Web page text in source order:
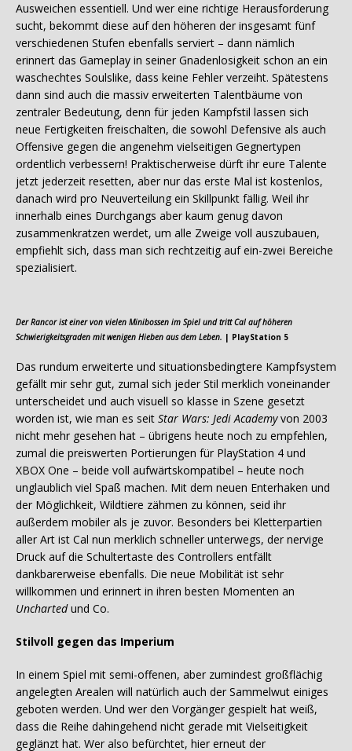
Ausweichen essentiell. Und wer eine richtige Herausforderung
sucht, bekommt diese auf den höheren der insgesamt fünf
verschiedenen Stufen ebenfalls serviert – dann nämlich
erinnert das Gameplay in seiner Gnadenlosigkeit schon an ein
waschechtes Soulslike, dass keine Fehler verzeiht. Spätestens
dann sind auch die massiv erweiterten Talentbäume von
zentraler Bedeutung, denn für jeden Kampfstil lassen sich
neue Fertigkeiten freischalten, die sowohl Defensive als auch
Offensive gegen die angenehm vielseitigen Gegnertypen
ordentlich verbessern! Praktischerweise dürft ihr eure Talente
jetzt jederzeit resetten, aber nur das erste Mal ist kostenlos,
danach wird pro Neuverteilung ein Skillpunkt fällig. Weil ihr
innerhalb eines Durchgangs aber kaum genug davon
zusammenkratzen werdet, um alle Zweige voll auszubauen,
empfiehlt sich, dass man sich rechtzeitig auf ein-zwei Bereiche
spezialisiert.
Der Rancor ist einer von vielen Minibossen im Spiel und tritt Cal auf höheren
Schwierigkeitsgraden mit wenigen Hieben aus dem Leben. | PlayStation 5
Das rundum erweiterte und situationsbedingtere Kampfsystem
gefällt mir sehr gut, zumal sich jeder Stil merklich voneinander
unterscheidet und auch visuell so klasse in Szene gesetzt
worden ist, wie man es seit Star Wars: Jedi Academyvon 2003
nicht mehr gesehen hat – übrigens heute noch zu empfehlen,
zumal die preiswerten Portierungen für PlayStation 4 und
XBOX One – beide voll aufwärtskompatibel – heute noch
unglaublich viel Spaß machen. Mit dem neuen Enterhaken und
der Möglichkeit, Wildtiere zähmen zu können, seid ihr
außerdem mobiler als je zuvor. Besonders bei Kletterpartien
aller Art ist Cal nun merklich schneller unterwegs, der nervige
Druck auf die Schultertaste des Controllers entfällt
dankbarerweise ebenfalls. Die neue Mobilität ist sehr
willkommen und erinnert in ihren besten Momenten an
Unchartedund Co.
Stilvoll gegen das Imperium
In einem Spiel mit semi-offenen, aber zumindest großflächig
angelegten Arealen will natürlich auch der Sammelwut einiges
geboten werden. Und wer den Vorgänger gespielt hat weiß,
dass die Reihe dahingehend nicht gerade mit Vielseitigkeit
geglänzt hat. Wer also befürchtet, hier erneut der